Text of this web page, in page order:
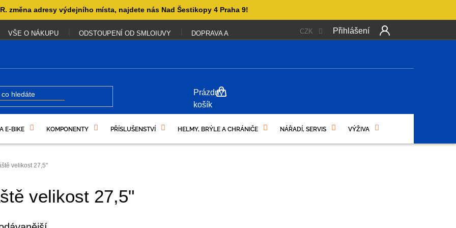
změna adresy výdejního místa, najdete nás Nad Šestikopy 4 Praha 9!
VŠE O NÁKUPU ODSTOUPENÍ OD SMLOIUVY DOPRAVA A PLATBA OBCHODNÍ PODMÍNKY PODMÍNKY OCHRANY
CZK Přihlášení
NÁKUPNÍ
KOŠÍK
Prázdný
košík
E-BIKE KOMPONENTY PŘÍSLUŠENSTVÍ HELMY, BRÝLE A CHRÁNIČE NÁŘADÍ, SERVIS VÝŽIVA
velikost 27,5"
velikost 27,5"